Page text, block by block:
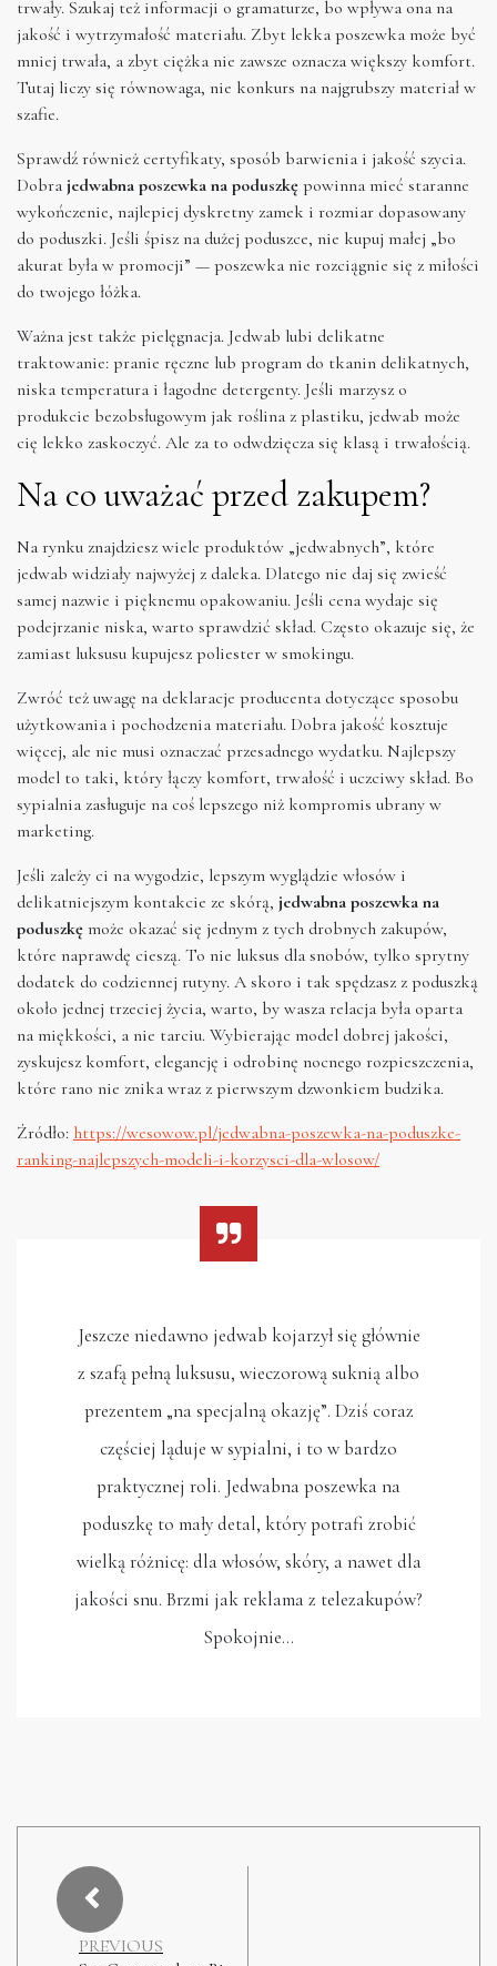
trwały. Szukaj też informacji o gramaturze, bo wpływa ona na
jakość i wytrzymałość materiału. Zbyt lekka poszewka może być
mniej trwała, a zbyt ciężka nie zawsze oznacza większy komfort.
Tutaj liczy się równowaga, nie konkurs na najgrubszy materiał w
szafie.
Sprawdź również certyfikaty, sposób barwienia i jakość szycia.
Dobra jedwabna poszewka na poduszkę powinna mieć staranne
wykończenie, najlepiej dyskretny zamek i rozmiar dopasowany
do poduszki. Jeśli śpisz na dużej poduszce, nie kupuj małej „bo
akurat była w promocji” — poszewka nie rozciągnie się z miłości
do twojego łóżka.
Ważna jest także pielęgnacja. Jedwab lubi delikatne
traktowanie: pranie ręczne lub program do tkanin delikatnych,
niska temperatura i łagodne detergenty. Jeśli marzysz o
produkcie bezobsługowym jak roślina z plastiku, jedwab może
cię lekko zaskoczyć. Ale za to odwdzięcza się klasą i trwałością.
Na co uważać przed zakupem?
Na rynku znajdziesz wiele produktów „jedwabnych”, które
jedwab widziały najwyżej z daleka. Dlatego nie daj się zwieść
samej nazwie i pięknemu opakowaniu. Jeśli cena wydaje się
podejrzanie niska, warto sprawdzić skład. Często okazuje się, że
zamiast luksusu kupujesz poliester w smokingu.
Zwróć też uwagę na deklaracje producenta dotyczące sposobu
użytkowania i pochodzenia materiału. Dobra jakość kosztuje
więcej, ale nie musi oznaczać przesadnego wydatku. Najlepszy
model to taki, który łączy komfort, trwałość i uczciwy skład. Bo
sypialnia zasługuje na coś lepszego niż kompromis ubrany w
marketing.
Jeśli zależy ci na wygodzie, lepszym wyglądzie włosów i
delikatniejszym kontakcie ze skórą, jedwabna poszewka na
poduszkę może okazać się jednym z tych drobnych zakupów,
które naprawdę cieszą. To nie luksus dla snobów, tylko sprytny
dodatek do codziennej rutyny. A skoro i tak spędzasz z poduszką
około jednej trzeciej życia, warto, by wasza relacja była oparta
na miękkości, a nie tarciu. Wybierając model dobrej jakości,
zyskujesz komfort, elegancję i odrobinę nocnego rozpieszczenia,
które rano nie znika wraz z pierwszym dzwonkiem budzika.
Źródło: https://wesowow.pl/jedwabna-poszewka-na-poduszke-
ranking-najlepszych-modeli-i-korzysci-dla-wlosow/
Jeszcze niedawno jedwab kojarzył się głównie
z szafą pełną luksusu, wieczorową suknią albo
prezentem „na specjalną okazję”. Dziś coraz
częściej ląduje w sypialni, i to w bardzo
praktycznej roli. Jedwabna poszewka na
poduszkę to mały detal, który potrafi zrobić
wielką różnicę: dla włosów, skóry, a nawet dla
jakości snu. Brzmi jak reklama z telezakupów?
Spokojnie…
PREVIOUS